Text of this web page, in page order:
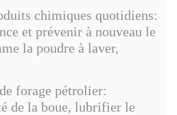
chimiques quotidiens:
et prévenir à nouveau le
la poudre à laver,
forage pétrolier:
de la boue, lubrifier le